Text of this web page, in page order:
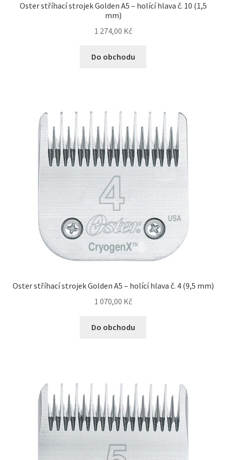
Oster stříhací strojek Golden A5 – holící hlava č. 10 (1,5
mm)
1 274,00 Kč
Do obchodu
Oster stříhací strojek Golden A5 – holící hlava č. 4 (9,5 mm)
1 070,00 Kč
Do obchodu